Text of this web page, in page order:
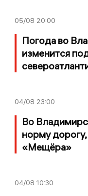
05/08 20:00
Погода во
изменится
04/08 23:00
Во
норму
«Мещёра»
04/08 10:30